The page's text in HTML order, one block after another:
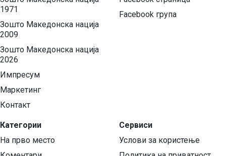
1971
Зошто Македонска нација
2009
Зошто Македонска нација
2026
Импресум
Маркетинг
Контакт
Категории
На прво место
Facebook група
Сервиси
Услови за користење